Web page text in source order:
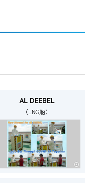
AL DEEBEL
（LNG船）